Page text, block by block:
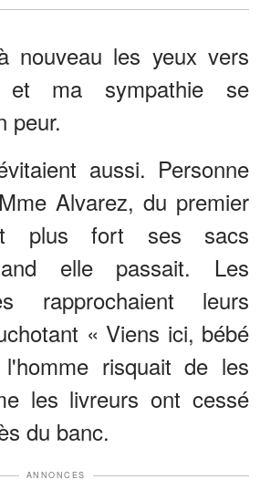
nouveau les yeux vers
et ma sympathie se
peur.
aussi. Personne
Alvarez, du premier
plus fort ses sacs
elle passait. Les
rapprochaient leurs
« Viens ici, bébé
risquait de les
les livreurs ont cessé
du banc.
ANNONCES